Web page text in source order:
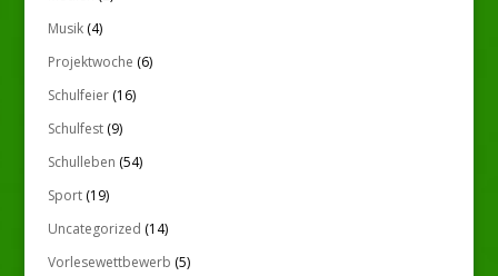
Musik(4)
Projektwoche (6)
Schulfeier(16)
Schulfest(9)
Schulleben (54)
Sport(19)
Uncategorized (14)
Vorlesewettbewerb (5)